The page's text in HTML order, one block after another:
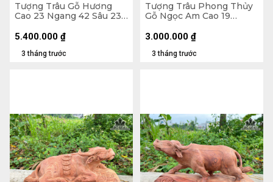
Tượng Trâu Gỗ Hương
Cao 23 Ngang 42 Sâu 23
3 tháng trước
5.400.000 ₫
Tượng Trâu Phong Thủy
Gỗ Ngọc Am Cao 19
3 tháng trước
3.000.000 ₫